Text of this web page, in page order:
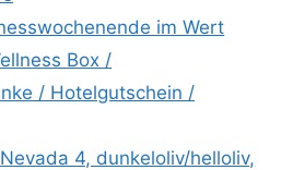
im Wert
Box /
/ Hotelgutschein /
4, dunkeloliv/helloliv,